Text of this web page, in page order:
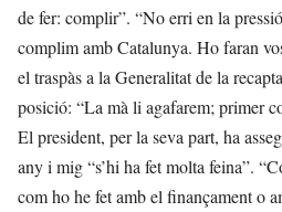
de fer: complir”. “No erri en la
complim amb Catalunya. Ho faran
el traspàs a la Generalitat de la
posició: “La mà li agafarem; primer
El president, per la seva part, ha
any i mig “s’hi ha fet molta feina”.
com ho he fet amb el finançament o